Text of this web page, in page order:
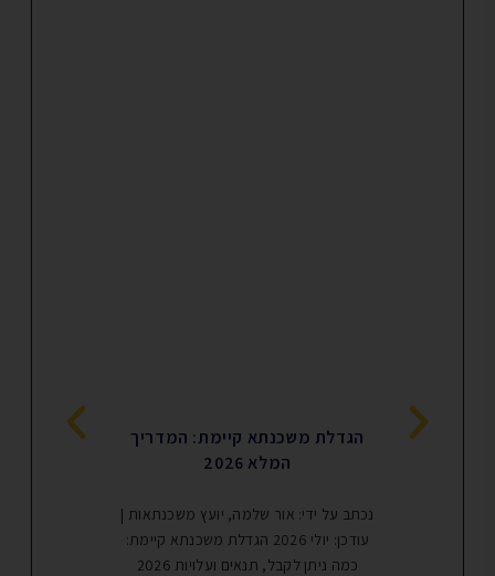
הגדלת משכנתא קיימת: המדריך
המלא 2026
נכתב על ידי: אור שלמה, יועץ משכנתאות |
עודכן: יולי 2026 הגדלת משכנתא קיימת:
כמה ניתן לקבל, תנאים ועלויות 2026